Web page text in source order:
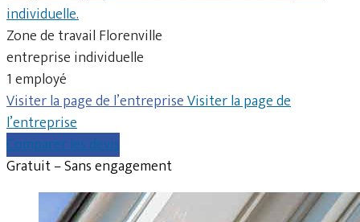
individuelle.
Zone de travail Florenville
entreprise individuelle
1 employé
Visiter la page de l’entrepriseVisiter la page de
l’entreprise
Comparer les devis
Gratuit – Sans engagement